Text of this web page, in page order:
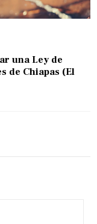
una Ley de
de Chiapas (El